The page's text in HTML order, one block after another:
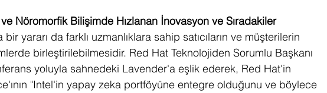
Nöromorfik Bilişimde Hızlanan İnovasyon ve Sıradakiler
yararı da farklı uzmanlıklara sahip satıcıların ve müşterilerin
birleştirilebilmesidir. Red Hat Teknolojiden Sorumlu Başkanı
yoluyla sahnedeki Lavender'a eşlik ederek, Red Hat'in
"Intel'in yapay zeka portföyüne entegre olduğunu ve böylece